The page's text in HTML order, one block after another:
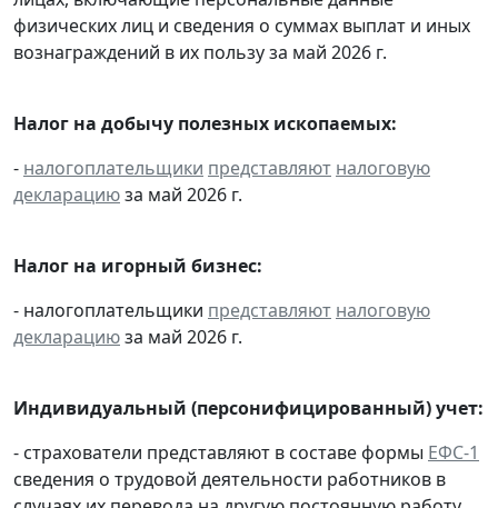
физических лиц и сведения о суммах выплат и иных
вознаграждений в их пользу за май 2026 г.
Налог на добычу полезных ископаемых:
- налогоплательщики представляют налоговую
декларациюза май 2026 г.
Налог на игорный бизнес:
- налогоплательщики представляют налоговую
декларациюза май 2026 г.
Индивидуальный (персонифицированный) учет:
- страхователи представляют в составе формы ЕФС-1
сведения о трудовой деятельности работников в